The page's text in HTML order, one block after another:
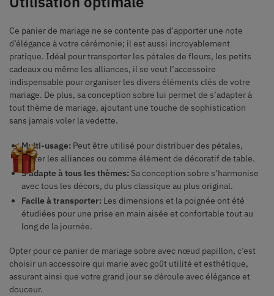
Ce panier de mariage ne se contente pas d’apporter une note
d’élégance à votre cérémonie; il est aussi incroyablement
pratique. Idéal pour transporter les pétales de fleurs, les petits
cadeaux ou même les alliances, il se veut l’accessoire
indispensable pour organiser les divers éléments clés de votre
mariage. De plus, sa conception sobre lui permet de s’adapter à
tout thème de mariage, ajoutant une touche de sophistication
sans jamais voler la vedette.
Multi-usage: Peut être utilisé pour distribuer des pétales,
porter les alliances ou comme élément de décoratif de table.
S’adapte à tous les thèmes: Sa conception sobre s’harmonise
avec tous les décors, du plus classique au plus original.
Facile à transporter: Les dimensions et la poignée ont été
étudiées pour une prise en main aisée et confortable tout au
long de la journée.
Opter pour ce panier de mariage sobre avec nœud papillon, c’est
choisir un accessoire qui marie avec goût utilité et esthétique,
assurant ainsi que votre grand jour se déroule avec élégance et
douceur.